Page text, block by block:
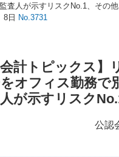
査人が示すリスクNo.1、その他
8日 No.3731
会計トピックス】
オフィス勤務で
が示すリスク
公認会